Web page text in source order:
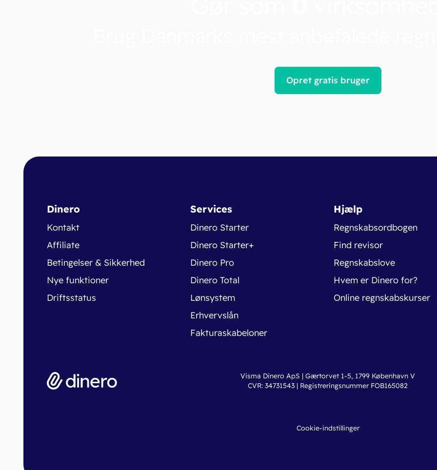
Opret gratis bruger
Dinero
Kontakt
Affiliate
Betingelser & Sikkerhed
Nye funktioner
Driftsstatus
Services
Dinero Starter
Dinero Starter+
Dinero Pro
Dinero Total
Lønsystem
Erhvervslån
Fakturaskabeloner
Hjælp
Regnskabsordbogen
Find revisor
Regnskabslove
Hvem er Dinero for?
Online regnskabskurser
Visma Dinero ApS | Gærtorvet 1-5, 1799 København V
CVR: 34731543 | Registreringsnummer FOB165082
Cookie-indstillinger